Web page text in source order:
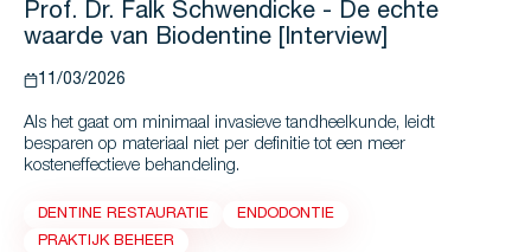
Prof. Dr. Falk Schwendicke - De echte
waarde van Biodentine [Interview]
11/03/2026
Als het gaat om minimaal invasieve tandheelkunde, leidt
besparen op materiaal niet per definitie tot een meer
kosteneffectieve behandeling.
DENTINE RESTAURATIE
ENDODONTIE
PRAKTIJK BEHEER